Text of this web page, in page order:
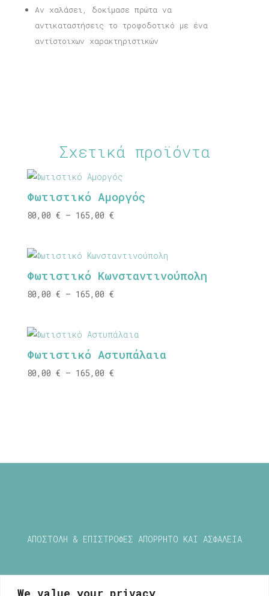
We value your privacy
Αν χαλάσει, δοκίμασε πρώτα να
αντικαταστήσεις το τροφοδοτικό με ένα
αντίστοιχων χαρακτηριστικών
Σχετικά προϊόντα
Φωτιστικό Αμοργός
80,00 € – 165,00 €Price
through
165,00 €
Φωτιστικό Κωνσταντινούπολη
80,00 € – 165,00 €Price
through
165,00 €
Φωτιστικό Αστυπάλαια
80,00 € – 165,00 €Price
ΑΠΟΣΤΟΛΗ & ΕΠΙΣΤΡΟΦΕΣ ΑΠΟΡΡΗΤΟ ΚΑΙ ΑΣΦΑΛΕΙΑ